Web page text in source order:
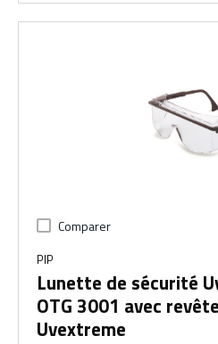
Comparer
PIP
Lunette de sécurité
OTG 3001 avec
Uvextreme